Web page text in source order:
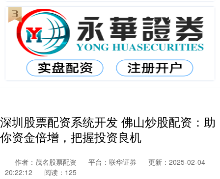
深圳股票配资系统开发 佛山炒股配资：助
你资金倍增，把握投资良机
作者：茂名股票配资 平台：联华证券
更新：2025-02-04
20:22:12
阅读：125